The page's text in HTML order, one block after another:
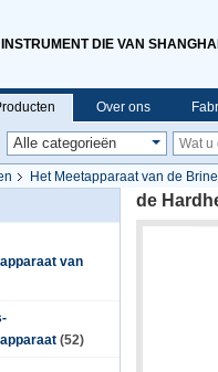
INSTRUMENT DIE VAN
Over ons
Het Meetapparaat van de
van
(52)
de